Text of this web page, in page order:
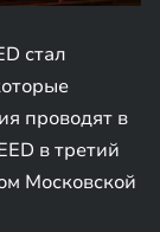
стал
проводят в
в третий
Московской